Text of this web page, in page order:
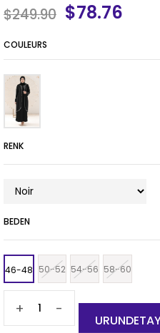
$249.90 $78.76
COULEURS
RENK
BEDEN
46-48 50-52 54-56 58-60
+ -